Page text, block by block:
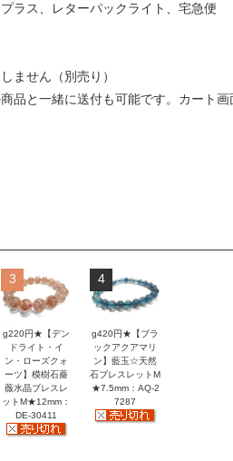
ラス、レターパックライト、宅急便
ません（別売り）
品と一緒に送付も可能です。カート
3
g220円★【デン
ドライト・イ
ン・ローズクォ
ーツ】模樹石薔
薇水晶ブレスレ
ットM★12mm：
DE-30411
4
g420円★【ブラ
ックアクアマリ
ン】藍玉☆天然
石ブレスレットM
★7.5mm：AQ-2
7287